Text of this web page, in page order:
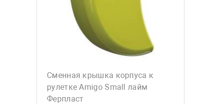
Сменная крышка корпуса к
рулетке Amigo Small лайм
Ферпласт